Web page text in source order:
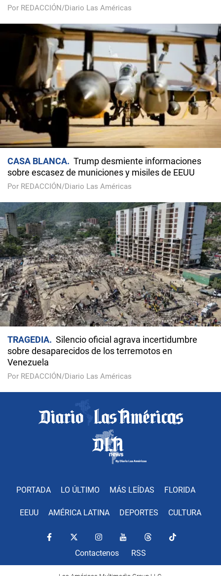
Por REDACCIÓN/Diario Las Américas
CASA BLANCA
Trump desmiente informaciones
sobre escasez de municiones y misiles de EEUU
Por REDACCIÓN/Diario Las Américas
TRAGEDIA
Silencio oficial agrava incertidumbre
sobre desaparecidos de los terremotos en
Venezuela
Por REDACCIÓN/Diario Las Américas
PORTADA LO ÚLTIMO MÁS LEÍDAS FLORIDA
EEUU AMÉRICA LATINA DEPORTES CULTURA
Contactenos RSS